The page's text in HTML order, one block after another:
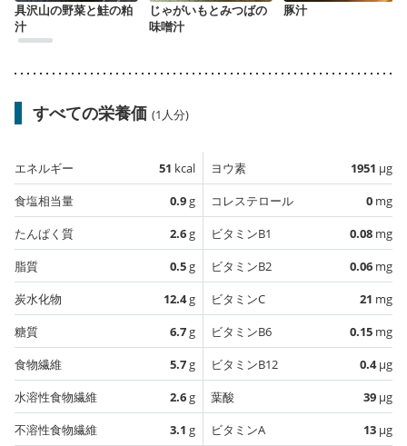
具沢山の野菜と鮭の粕
汁
じゃがいもとみつばの
味噌汁
豚汁
すべての栄養価 (1人分)
エネルギー 51 kcal
食塩相当量
0.9g
たんぱく質
2.6g
脂質
0.5g
炭水化物
12.4g
糖質
6.7g
食物繊維
5.7g
水溶性食物繊維
2.6g
不溶性食物繊維
3.1 g
ヨウ素 1951 µg
コレステロール
0 mg
ビタミンB1
0.08 mg
ビタミンB2
0.06 mg
ビタミンC
21 mg
ビタミンB6
0.15 mg
ビタミンB12
0.4µg
葉酸
39 µg
ビタミンA
13 µg